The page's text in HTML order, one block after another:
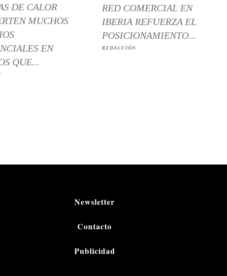
DE CALOR
MUCHOS
EN
QUE...
RED COMERCIAL EN
IBERIA REFUERZA EL
POSICIONAMIENTO...
REDACCIÓN
Newsletter
Contacto
Publicidad